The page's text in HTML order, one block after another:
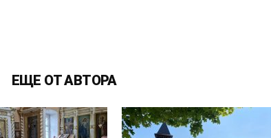
ЕЩЕ ОТ АВТОРА